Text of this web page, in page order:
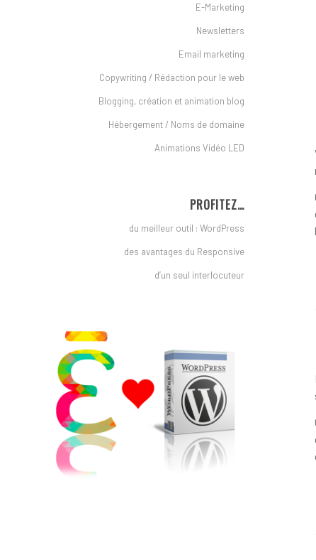
E-Marketing
Newsletters
Email marketing
Copywriting / Rédaction pour le web
Blogging, création et animation blog
Hébergement / Noms de domaine
Animations Vidéo LED
PROFITEZ…
du meilleur outil : WordPress
des avantages du Responsive
d’un seul interlocuteur